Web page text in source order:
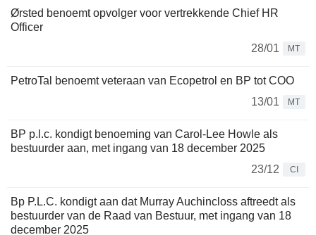
Ørsted benoemt opvolger voor vertrekkende Chief HR
Officer
28/01
MT
PetroTal benoemt veteraan van Ecopetrol en BP tot COO
13/01
MT
BP p.l.c. kondigt benoeming van Carol-Lee Howle als
bestuurder aan, met ingang van 18 december 2025
23/12
CI
Bp P.L.C. kondigt aan dat Murray Auchincloss aftreedt als
bestuurder van de Raad van Bestuur, met ingang van 18
december 2025